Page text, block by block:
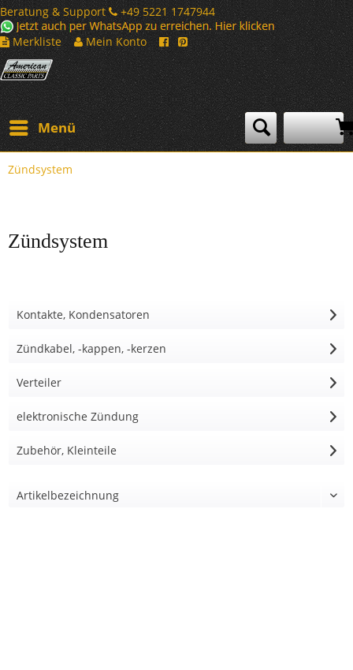
Beratung & Support
+49 5221 1747944
Merkliste
Mein Konto
Menü
Zündsystem
Zündsystem
Kontakte, Kondensatoren
Zündkabel, -kappen, -kerzen
Verteiler
elektronische Zündung
Zubehör, Kleinteile